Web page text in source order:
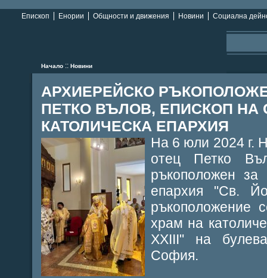
Епископ Енории Общности и движения Новини Социална
Начало :: Новини
АРХИЕРЕЙСКО
ПЕТКО ВЪЛОВ, ЕПИСКОП НА
КАТОЛИЧЕСКА ЕПАРХИЯ
На 6 юли 2024 г.
отец Петко
ръкоположен за
епархия "Св.
ръкоположение
храм на
XXIII" на
София.